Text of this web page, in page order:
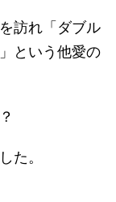
訪れ「ダブル
という他愛の
た。